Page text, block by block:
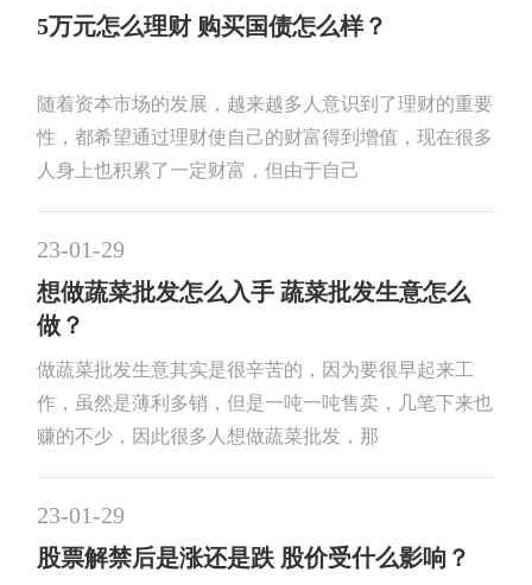
5万元怎么理财 购买国债怎么样？
随着资本市场的发展，越来越多人意识到了理财的重要
性，都希望通过理财使自己的财富得到增值，现在很多
人身上也积累了一定财富，但由于自己
23-01-29
想做蔬菜批发怎么入手 蔬菜批发生意怎么
做？
做蔬菜批发生意其实是很辛苦的，因为要很早起来工
作，虽然是薄利多销，但是一吨一吨售卖，几笔下来也
赚的不少，因此很多人想做蔬菜批发，那
23-01-29
股票解禁后是涨还是跌 股价受什么影响？